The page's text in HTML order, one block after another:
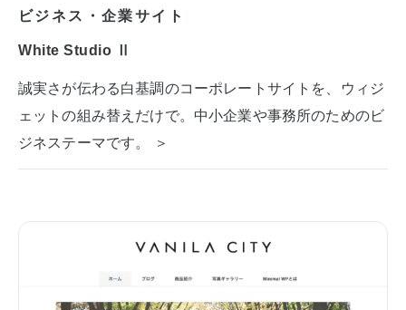
ビジネス・企業サイト
White Studio Ⅱ
誠実さが伝わる白基調のコーポレートサイトを、ウィジ
ェットの組み替えだけで。中小企業や事務所のためのビ
ジネステーマです。 ＞